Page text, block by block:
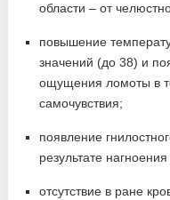
области – от
повышение
значений (до 38) и
ощущения ломоты в
самочувствия;
появление
результате
отсутствие в ране